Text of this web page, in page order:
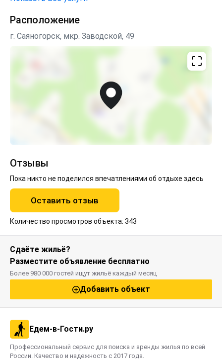
видов отчетности, для всех организаций. Прибытие
с 15: 00. Выезд: до 12: 00. Если апартаменты
свободны - заселим и проводим в любое время Мы
любим гостей и заботимся о вашем пребывании
классными апартаментами, в которых вам будет
Пахомов глеб владимирович2-комнатная квартира
косметический ремонт и отдельная кухня сдаётся на
минимальный срок от 1 суток. Заезд после 15:00,
Расположение
г. Саяногорск, мкр. Заводской, 49
Отзывы
Пока никто не поделился впечатлениями об отдыхе здесь
Оставить отзыв
Количество просмотров объекта: 343
Сдаёте жильё?
Разместите объявление бесплатно
Более 980 000 гостей ищут жильё каждый месяц
Добавить объект
Едем-в-Гости.ру
Профессиональный сервис для поиска и аренды жилья по всей
России. Качество и надежность с 2017 года.